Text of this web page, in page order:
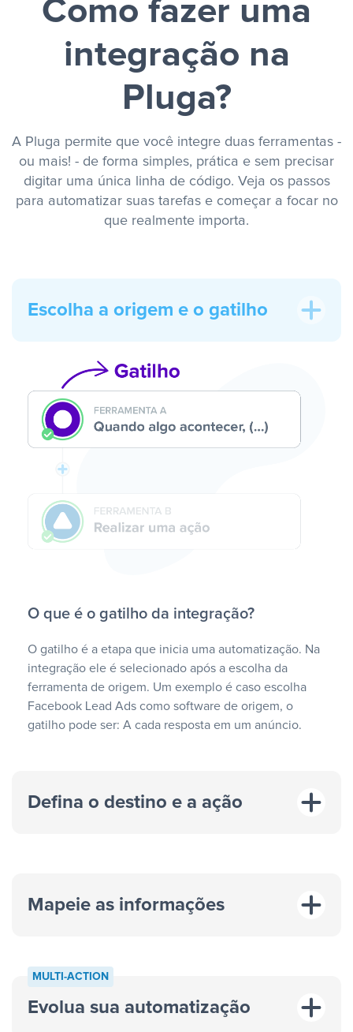
Como fazer uma
integração na
Pluga?
A Pluga permite que você integre duas ferramentas -
ou mais! - de forma simples, prática e sem precisar
digitar uma única linha de código. Veja os passos
para automatizar suas tarefas e começar a focar no
que realmente importa.
Escolha a origem e o gatilho
O que é o gatilho da integração?
O gatilho é a etapa que inicia uma automatização. Na
integração ele é selecionado após a escolha da
ferramenta de origem. Um exemplo é caso escolha
Facebook Lead Ads como software de origem, o
gatilho pode ser: A cada resposta em um anúncio.
Defina o destino e a ação
“A cada resposta em um anúncio”
Mapeie as informações
MULTI-ACTION
Evolua sua automatização